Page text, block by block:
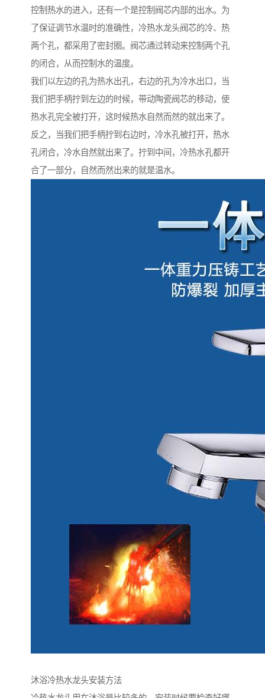
控制热水的进入，还有一个是控制阀芯内部的出水。为
了保证调节水温时的准确性，冷热水龙头阀芯的冷、热
两个孔，都采用了密封圈。阀芯通过转动来控制两个孔
的闭合，从而控制水的温度。
我们以左边的孔为热水出孔，右边的孔为冷水出口，当
我们把手柄拧到左边的时候，带动陶瓷阀芯的移动，使
热水孔完全被打开，这时候热水自然而然的就出来了。
反之，当我们把手柄拧到右边时，冷水孔被打开，热水
孔闭合，冷水自然就出来了。拧到中间，冷热水孔都开
合了一部分，自然而然出来的就是温水。
沐浴冷热水龙头安装方法